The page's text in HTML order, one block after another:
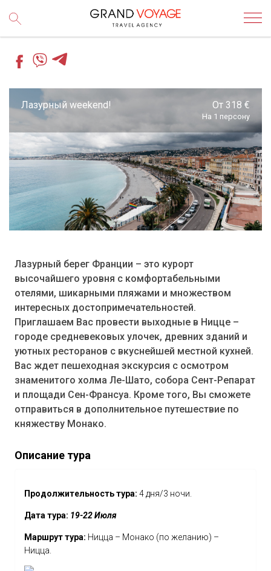
Лазурный weekend! От 318 €
На 1 персону
Лазурный берег Франции – это курорт
высочайшего уровня с комфортабельными
отелями, шикарными пляжами и множеством
интересных достопримечательностей.
Приглашаем Вас провести выходные в Ницце –
городе средневековых улочек, древних зданий и
уютных ресторанов с вкуснейшей местной кухней.
Вас ждет пешеходная экскурсия с осмотром
знаменитого холма Ле-Шато, собора Сент-Репарат
и площади Сен-Франсуа. Кроме того, Вы сможете
отправиться в дополнительное путешествие по
княжеству Монако.
Описание тура
Продолжительность тура: 4 дня/3 ночи.
Дата тура: 19-22 Июля
Маршрут тура: Ницца – Монако (по желанию) –
Ницца.